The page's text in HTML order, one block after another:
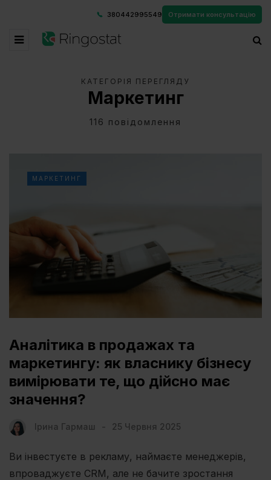
380442995549 Отримати консультацію
КАТЕГОРІЯ ПЕРЕГЛЯДУ
Маркетинг
116 повідомлення
МАРКЕТИНГ
Аналітика в продажах та
маркетингу: як власнику бізнесу
вимірювати те, що дійсно має
значення?
Ірина Гармаш 25 Червня 2025
Ви інвестуєте в рекламу, наймаєте менеджерів,
впроваджуєте CRM, але не бачите зростання